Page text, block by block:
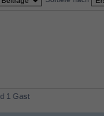
1 Gast